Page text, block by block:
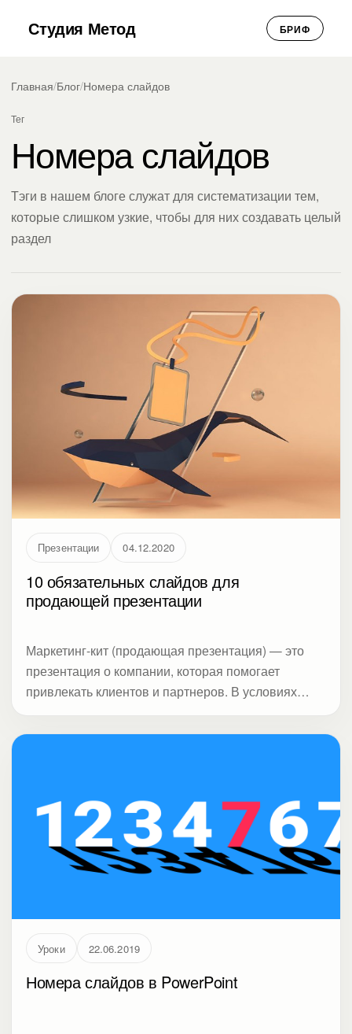
Студия Метод БРИФ
Главная/Блог/Номера слайдов
Тег
Номера слайдов
Тэги в нашем блоге служат для систематизации тем,
которые слишком узкие, чтобы для них создавать целый
раздел
Презентации 04.12.2020
10 обязательных слайдов для
продающей презентации
Маркетинг-кит (продающая презентация) — это
презентация о компании, которая помогает
привлекать клиентов и партнеров. В условиях
набирает популярность.
Уроки 22.06.2019
Номера слайдов в PowerPoint